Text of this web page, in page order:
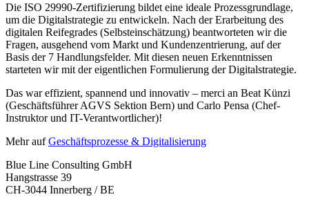
Die ISO 29990-Zertifizierung bildet eine ideale Prozessgrundlage,
um die Digitalstrategie zu entwickeln. Nach der Erarbeitung des
digitalen Reifegrades (Selbsteinschätzung) beantworteten wir die
Fragen, ausgehend vom Markt und Kundenzentrierung, auf der
Basis der 7 Handlungsfelder. Mit diesen neuen Erkenntnissen
starteten wir mit der eigentlichen Formulierung der Digitalstrategie.
Das war effizient, spannend und innovativ – merci an Beat Künzi
(Geschäftsführer AGVS Sektion Bern) und Carlo Pensa (Chef-
Instruktor und IT-Verantwortlicher)!
Mehr aufGeschäftsprozesse & Digitalisierung
Blue Line Consulting GmbH
Hangstrasse 39
CH-3044 Innerberg / BE